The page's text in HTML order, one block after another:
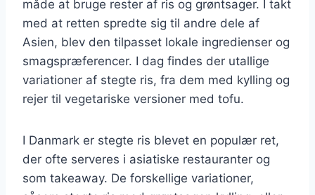
måde at bruge rester af ris og grøntsager. I takt
med at retten spredte sig til andre dele af
Asien, blev den tilpasset lokale ingredienser og
smagspræferencer. I dag findes der utallige
variationer af stegte ris, fra dem med kylling og
rejer til vegetariske versioner med tofu.
I Danmark er stegte ris blevet en populær ret,
der ofte serveres i asiatiske restauranter og
som takeaway. De forskellige variationer,